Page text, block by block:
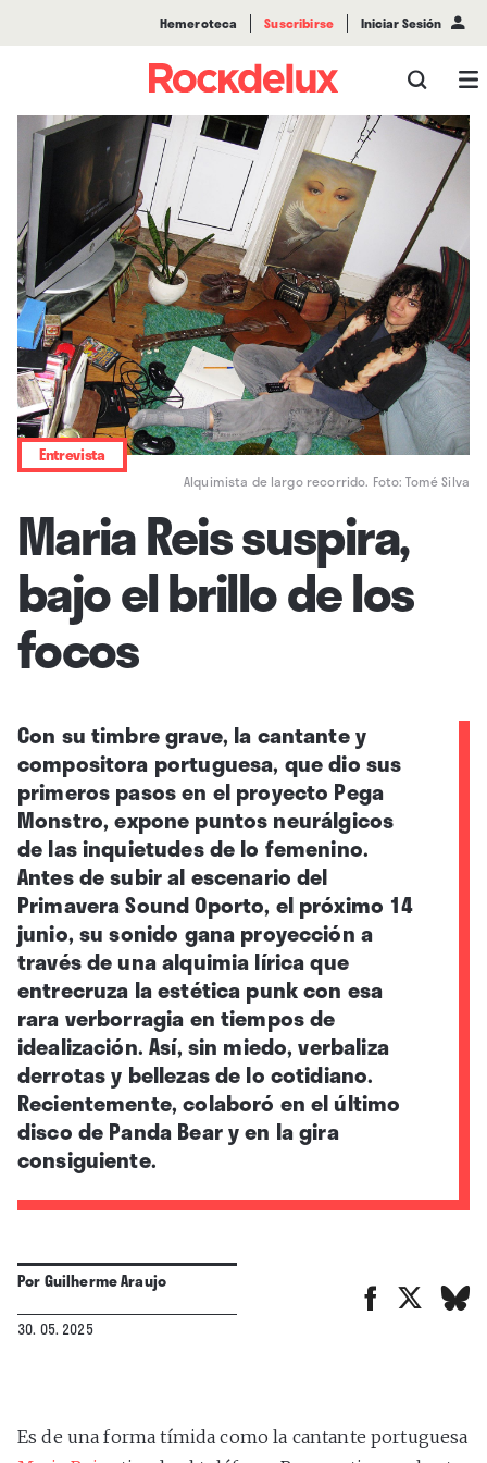
Hemeroteca Suscribirse Iniciar Sesión
Alquimista de largo recorrido. Foto: Tomé Silva
Entrevista
Maria Reis suspira,
bajo el brillo de los
focos
Con su timbre grave, la cantante y
compositora portuguesa, que dio sus
primeros pasos en el proyecto Pega
Monstro, expone puntos neurálgicos
de las inquietudes de lo femenino.
Antes de subir al escenario del
Primavera Sound Oporto, el próximo 14
junio, su sonido gana proyección a
través de una alquimia lírica que
entrecruza la estética punk con esa
rara verborragia en tiempos de
idealización. Así, sin miedo, verbaliza
derrotas y bellezas de lo cotidiano.
Recientemente, colaboró en el último
disco de Panda Bear y en la gira
consiguiente.
PorGuilherme Araujo
30. 05. 2025
Es de una forma tímida como la cantante portuguesa